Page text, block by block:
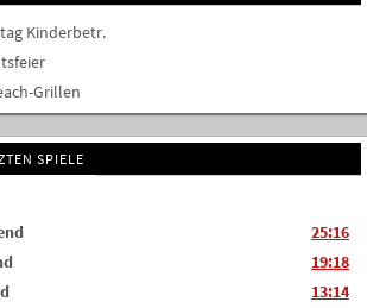
Kinderbetr.
Grillen
SPIELE
25:16
19:18
13:14